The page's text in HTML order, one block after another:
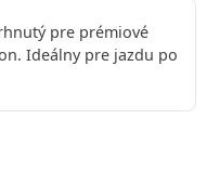
pre prémiové
Ideálny pre jazdu po